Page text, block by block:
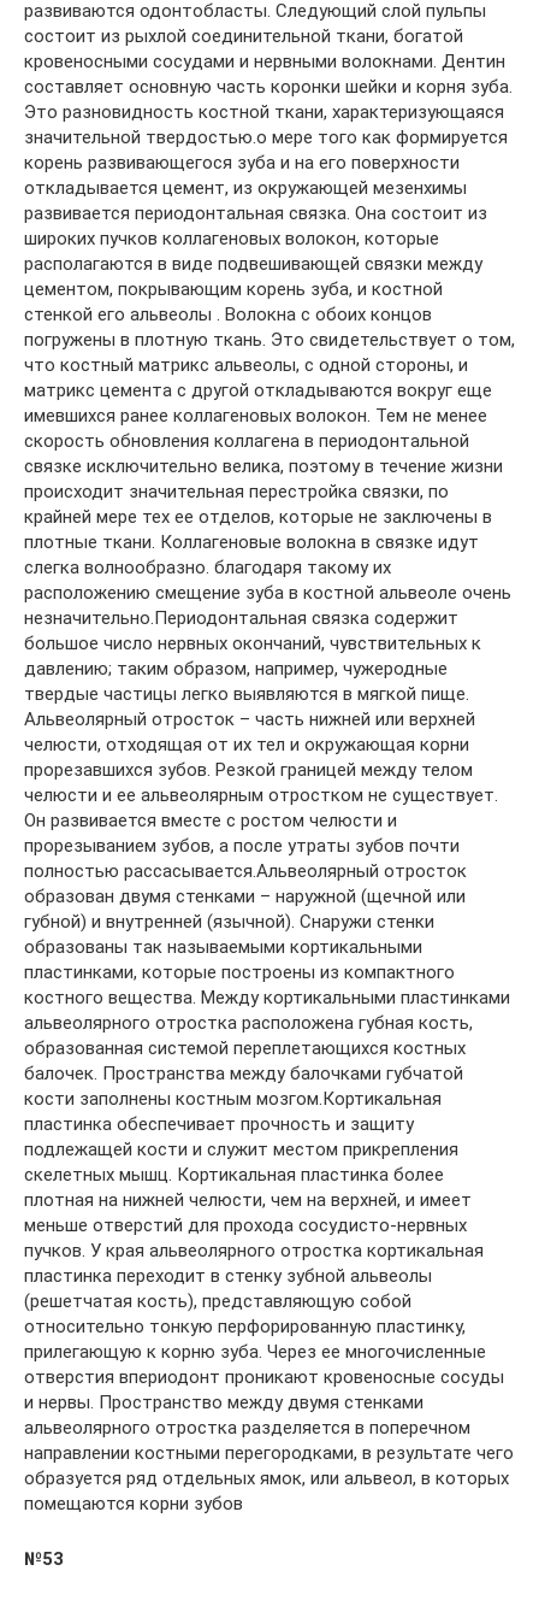
развиваются одонтобласты. Следующий слой пульпы
состоит из рыхлой соединительной ткани, богатой
кровеносными сосудами и нервными волокнами. Дентин
составляет основную часть коронки шейки и корня зуба.
Это разновидность костной ткани, характеризующаяся
значительной твердостью.о мере того как формируется
корень развивающегося зуба и на его поверхности
откладывается цемент, из окружающей мезенхимы
развивается периодонтальная связка. Она состоит из
широких пучков коллагеновых волокон, которые
располагаются в виде подвешивающей связки между
цементом, покрывающим корень зуба, и костной
стенкой его альвеолы . Волокна с обоих концов
погружены в плотную ткань. Это свидетельствует о том,
что костный матрикс альвеолы, с одной стороны, и
матрикс цемента с другой откладываются вокруг еще
имевшихся ранее коллагеновых волокон. Тем не менее
скорость обновления коллагена в периодонтальной
связке исключительно велика, поэтому в течение жизни
происходит значительная перестройка связки, по
крайней мере тех ее отделов, которые не заключены в
плотные ткани. Коллагеновые волокна в связке идут
слегка волнообразно. благодаря такому их
расположению смещение зуба в костной альвеоле очень
незначительно.Периодонтальная связка содержит
большое число нервных окончаний, чувствительных к
давлению; таким образом, например, чужеродные
твердые частицы легко выявляются в мягкой пище.
Альвеолярный отросток – часть нижней или верхней
челюсти, отходящая от их тел и окружающая корни
прорезавшихся зубов. Резкой границей между телом
челюсти и ее альвеолярным отростком не существует.
Он развивается вместе с ростом челюсти и
прорезыванием зубов, а после утраты зубов почти
полностью рассасывается.Альвеолярный отросток
образован двумя стенками – наружной (щечной или
губной) и внутренней (язычной). Снаружи стенки
образованы так называемыми кортикальными
пластинками, которые построены из компактного
костного вещества. Между кортикальными пластинками
альвеолярного отростка расположена губная кость,
образованная системой переплетающихся костных
балочек. Пространства между балочками губчатой
кости заполнены костным мозгом.Кортикальная
пластинка обеспечивает прочность и защиту
подлежащей кости и служит местом прикрепления
скелетных мышц. Кортикальная пластинка более
плотная на нижней челюсти, чем на верхней, и имеет
меньше отверстий для прохода сосудисто-нервных
пучков. У края альвеолярного отростка кортикальная
пластинка переходит в стенку зубной альвеолы
(решетчатая кость), представляющую собой
относительно тонкую перфорированную пластинку,
прилегающую к корню зуба. Через ее многочисленные
отверстия впериодонт проникают кровеносные сосуды
и нервы. Пространство между двумя стенками
альвеолярного отростка разделяется в поперечном
направлении костными перегородками, в результате чего
образуется ряд отдельных ямок, или альвеол, в которых
помещаются корни зубов
№53